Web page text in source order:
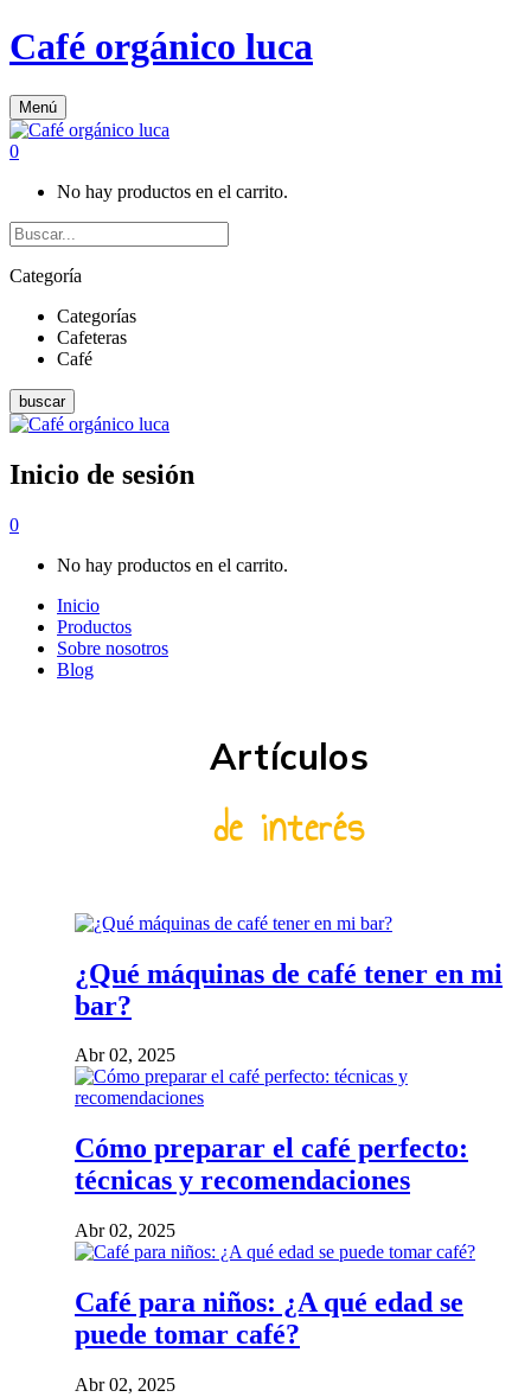
Café orgánico luca
Menú
0
No hay productos en el carrito.
Categoría
Categorías
Cafeteras
Café
buscar
Inicio de sesión
0
No hay productos en el carrito.
Inicio
Productos
Sobre nosotros
Blog
Artículos
de interés
¿Qué máquinas de café tener en mi
bar?
Abr 02, 2025
Cómo preparar el café perfecto:
técnicas y recomendaciones
Abr 02, 2025
Café para niños: ¿A qué edad se
puede tomar café?
Abr 02, 2025